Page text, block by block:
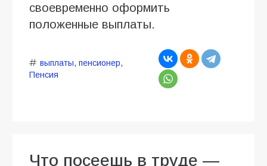
своевременно оформить
положенные выплаты.
выплаты, пенсионер,
Пенсия
Что посеешь в труде —